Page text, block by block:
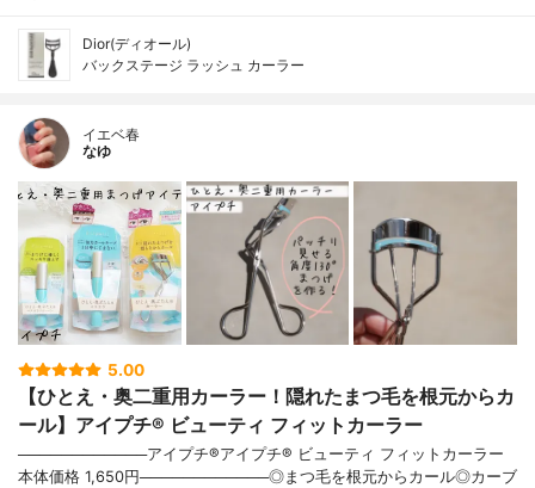
Dior(ディオール)
バックステージ ラッシュ カーラー
イエベ春
なゆ
5.00
【ひとえ・奥二重用カーラー！隠れたまつ毛を根元からカ
ール】アイプチ® ビューティ フィットカーラー
────────────アイプチ®アイプチ® ビューティ フィットカーラー
本体価格 1,650円────────────◎まつ毛を根元からカール◎カーブ